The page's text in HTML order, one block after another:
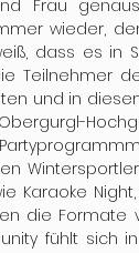
Frau
wieder,
dass es in
Teilnehmer
und in
Karaoke
die Formate
fühlt sich